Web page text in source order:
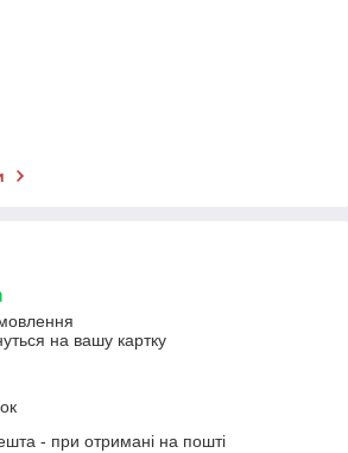
на вашу картку
- при отримані на пошті